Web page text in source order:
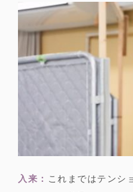
入来： これまではテンシ